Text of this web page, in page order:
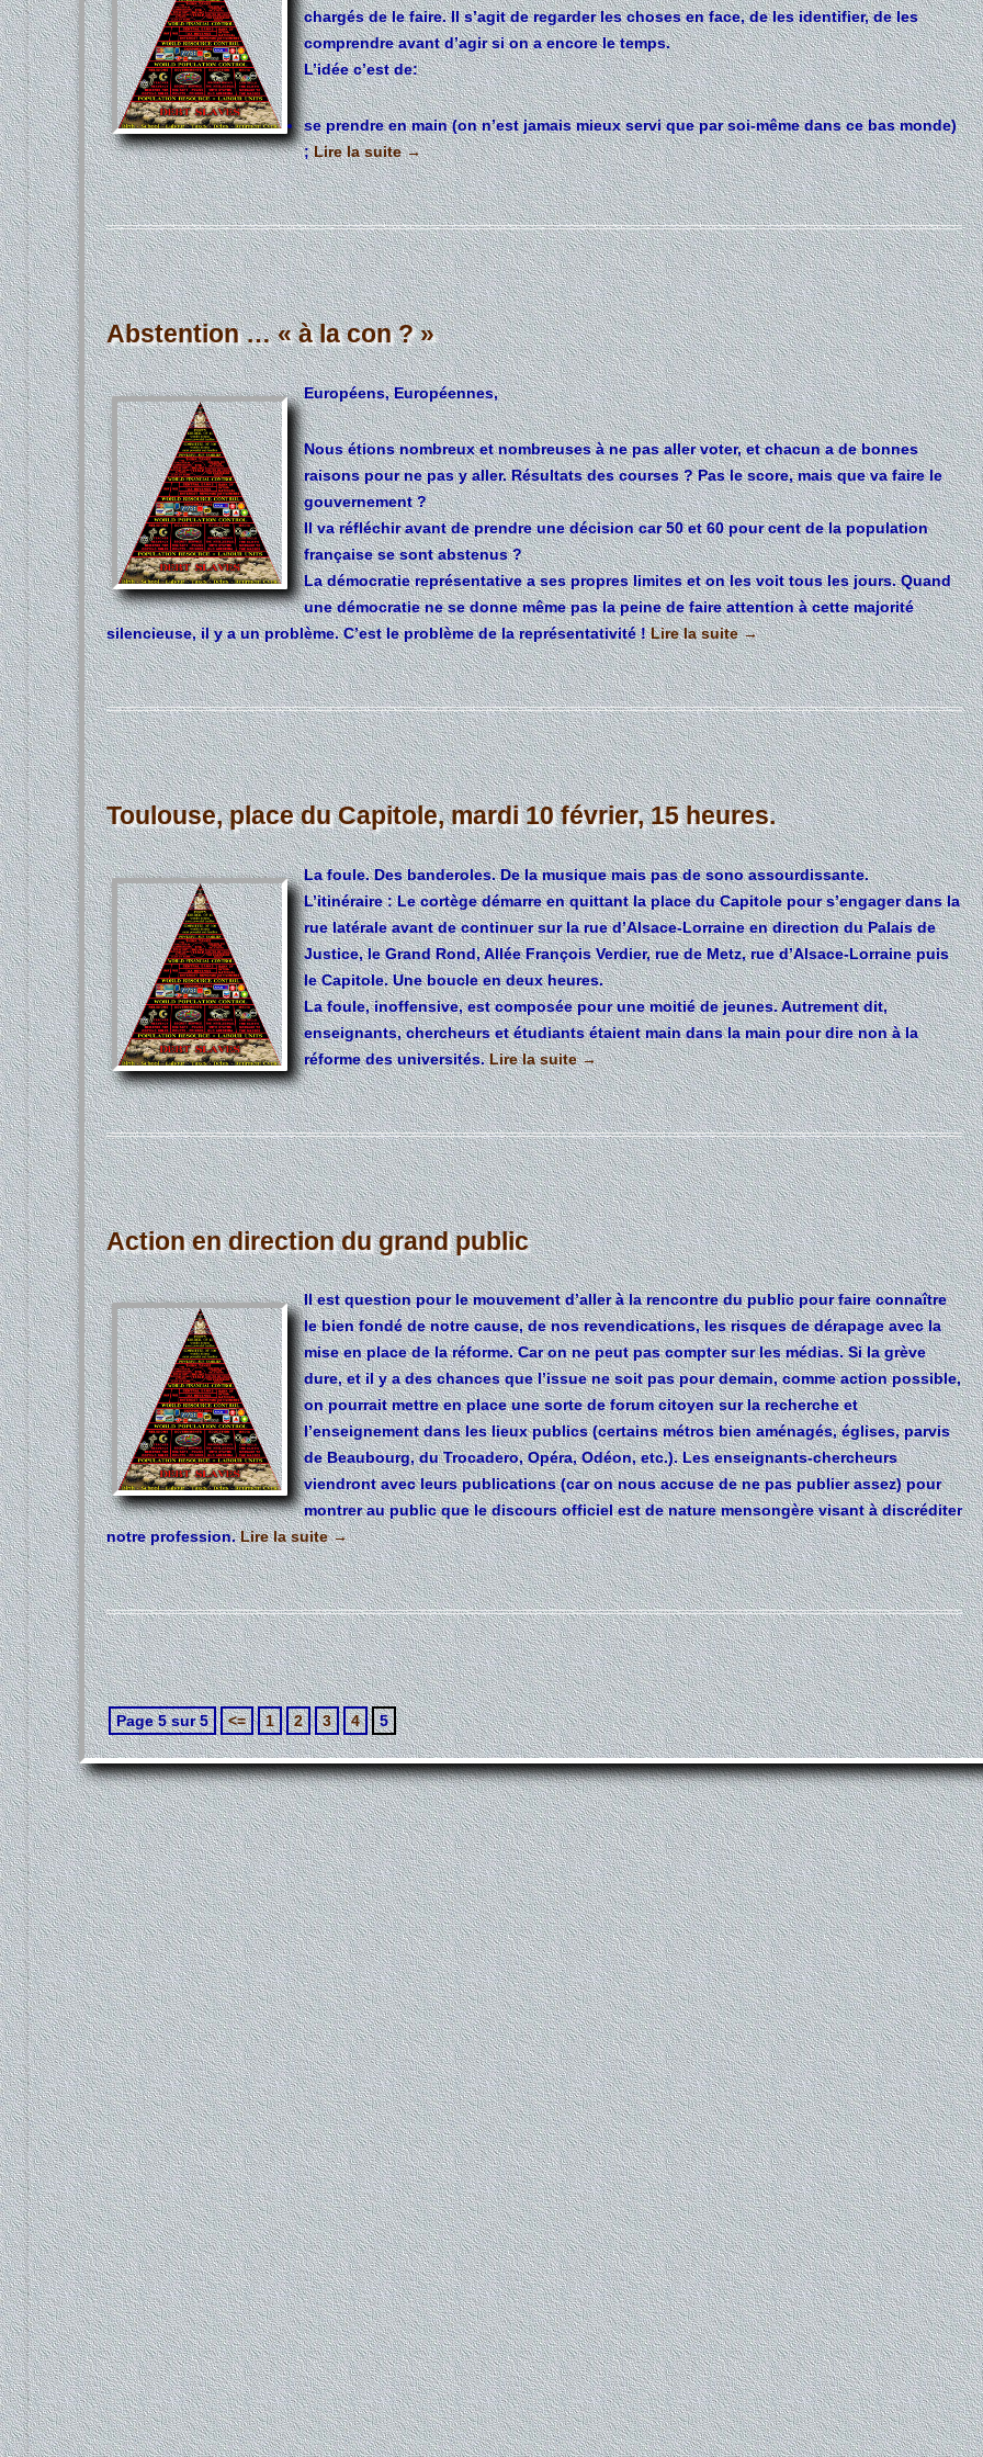
chargés de le faire. Il s’agit de regarder les choses en face, de les identifier, de les
comprendre avant d’agir si on a encore le temps.
L’idée c’est de:
se prendre en main (on n’est jamais mieux servi que par soi-même dans ce bas monde)
;Lire la suite→
Abstention … « à la con ? »
Européens, Européennes,
Nous étions nombreux et nombreuses à ne pas aller voter, et chacun a de bonnes
raisons pour ne pas y aller. Résultats des courses ? Pas le score, mais que va faire le
gouvernement ?
Il va réfléchir avant de prendre une décision car 50 et 60 pour cent de la population
française se sont abstenus ?
La démocratie représentative a ses propres limites et on les voit tous les jours. Quand
une démocratie ne se donne même pas la peine de faire attention à cette majorité
silencieuse, il y a un problème. C’est le problème de la représentativité !Lire la suite→
Toulouse, place du Capitole, mardi 10 février, 15 heures.
La foule. Des banderoles. De la musique mais pas de sono assourdissante.
L’itinéraire : Le cortège démarre en quittant la place du Capitole pour s’engager dans la
rue latérale avant de continuer sur la rue d’Alsace-Lorraine en direction du Palais de
Justice, le Grand Rond, Allée François Verdier, rue de Metz, rue d’Alsace-Lorraine puis
le Capitole. Une boucle en deux heures.
La foule, inoffensive, est composée pour une moitié de jeunes. Autrement dit,
enseignants, chercheurs et étudiants étaient main dans la main pour dire non à la
réforme des universités.Lire la suite→
Action en direction du grand public
Il est question pour le mouvement d’aller à la rencontre du public pour faire connaître
le bien fondé de notre cause, de nos revendications, les risques de dérapage avec la
mise en place de la réforme. Car on ne peut pas compter sur les médias. Si la grève
dure, et il y a des chances que l’issue ne soit pas pour demain, comme action possible,
on pourrait mettre en place une sorte deforum citoyensur la recherche et
l’enseignement dans les lieux publics (certains métros bien aménagés, églises, parvis
de Beaubourg, du Trocadero, Opéra, Odéon, etc.). Les enseignants-chercheurs
viendront avec leurs publications (car on nous accuse de ne pas publier assez) pour
montrer au public que le discours officiel est de nature mensongère visant à discréditer
notre profession.Lire la suite→
Navigation
des
articles
Page 5 sur 5 <= 1 2 3 4 5